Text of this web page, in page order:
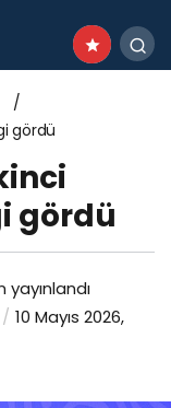
gördü
gördü
10 Mayıs 2026,
İlk Resmi